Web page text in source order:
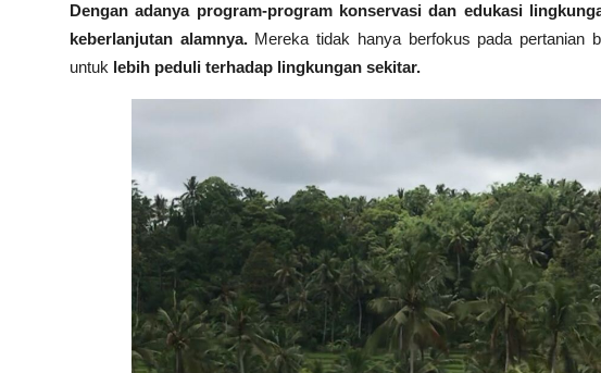
Dengan adanya program-program konservasi dan edukasi
keberlanjutan alamnya. Mereka tidak hanya berfokus pada pertanian
untuk lebih peduli terhadap lingkungan sekitar.